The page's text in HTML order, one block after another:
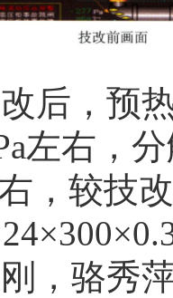
后，预
左右，
，较技
，骆秀